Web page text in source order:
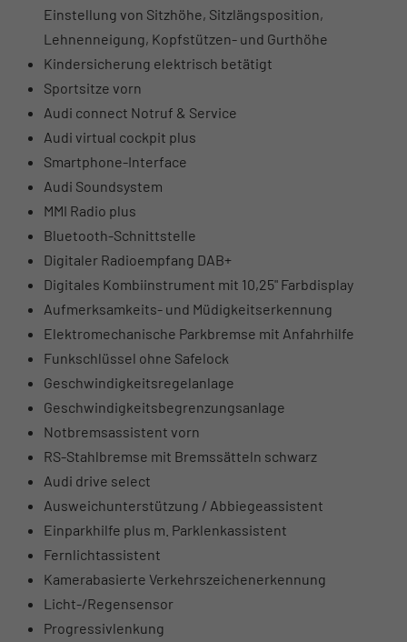
Einstellung von Sitzhöhe, Sitzlängsposition,
Lehnenneigung, Kopfstützen- und Gurthöhe
Kindersicherung elektrisch betätigt
Sportsitze vorn
Audi connect Notruf & Service
Audi virtual cockpit plus
Smartphone-Interface
Audi Soundsystem
MMI Radio plus
Bluetooth-Schnittstelle
Digitaler Radioempfang DAB+
Digitales Kombiinstrument mit 10,25" Farbdisplay
Aufmerksamkeits- und Müdigkeitserkennung
Elektromechanische Parkbremse mit Anfahrhilfe
Funkschlüssel ohne Safelock
Geschwindigkeitsregelanlage
Geschwindigkeitsbegrenzungsanlage
Notbremsassistent vorn
RS-Stahlbremse mit Bremssätteln schwarz
Audi drive select
Ausweichunterstützung / Abbiegeassistent
Einparkhilfe plus m. Parklenkassistent
Fernlichtassistent
Kamerabasierte Verkehrszeichenerkennung
Licht-/Regensensor
Progressivlenkung